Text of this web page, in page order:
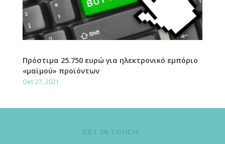
Πρόστιμα 25.750 ευρώ για ηλεκτρονικό εμπόριο
«μαϊμού» προϊόντων
Οκτ 27, 2021
GET IN TOUCH